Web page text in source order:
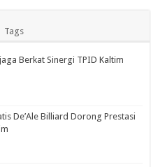
Tags
Berkat Sinergi TPID Kaltim
De’Ale Billiard Dorong Prestasi